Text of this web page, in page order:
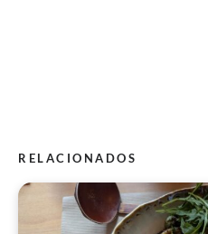
RELACIONADOS